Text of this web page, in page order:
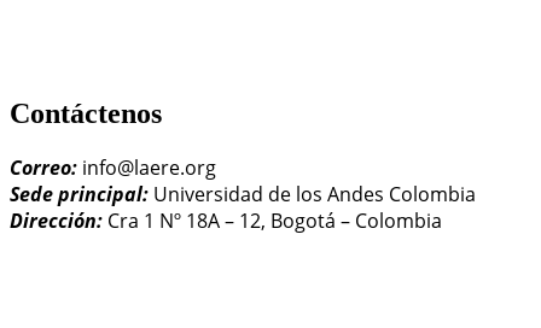
Contáctenos
Correo: info@laere.org
Sede principal: Universidad de los Andes Colombia
Dirección: Cra 1 Nº 18A – 12, Bogotá – Colombia